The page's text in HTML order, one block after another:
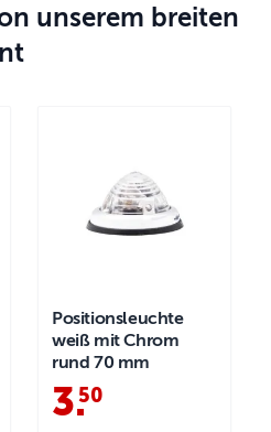
unserem breiten
Positionsleuchte
weiß mit Chrom
rund 70 mm
3.
50